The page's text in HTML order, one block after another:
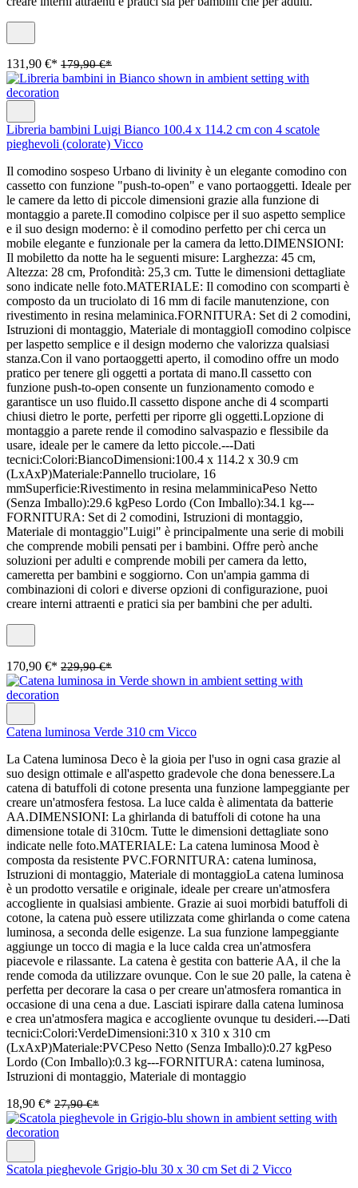
131,90 €* 179,90 €*
Libreria bambini Luigi Bianco 100.4 x 114.2 cm con 4 scatole
pieghevoli (colorate) Vicco
Il comodino sospeso Urbano di livinity è un elegante comodino con
cassetto con funzione "push-to-open" e vano portaoggetti. Ideale per
le camere da letto di piccole dimensioni grazie alla funzione di
montaggio a parete.Il comodino colpisce per il suo aspetto semplice
e il suo design moderno: è il comodino perfetto per chi cerca un
mobile elegante e funzionale per la camera da letto.DIMENSIONI:
Il mobiletto da notte ha le seguenti misure: Larghezza: 45 cm,
Altezza: 28 cm, Profondità: 25,3 cm. Tutte le dimensioni dettagliate
sono indicate nelle foto.MATERIALE: Il comodino con scomparti è
composto da un truciolato di 16 mm di facile manutenzione, con
rivestimento in resina melaminica.FORNITURA: Set di 2 comodini,
Istruzioni di montaggio, Materiale di montaggioIl comodino colpisce
per laspetto semplice e il design moderno che valorizza qualsiasi
stanza.Con il vano portaoggetti aperto, il comodino offre un modo
pratico per tenere gli oggetti a portata di mano.Il cassetto con
funzione push-to-open consente un funzionamento comodo e
garantisce un uso fluido.Il cassetto dispone anche di 4 scomparti
chiusi dietro le porte, perfetti per riporre gli oggetti.Lopzione di
montaggio a parete rende il comodino salvaspazio e flessibile da
usare, ideale per le camere da letto piccole.---Dati
tecnici:Colori:BiancoDimensioni:100.4 x 114.2 x 30.9 cm
(LxAxP)Materiale:Pannello truciolare, 16
mmSuperficie:Rivestimento in resina melamminicaPeso Netto
(Senza Imballo):29.6 kgPeso Lordo (Con Imballo):34.1 kg---
FORNITURA: Set di 2 comodini, Istruzioni di montaggio,
Materiale di montaggio"Luigi" è principalmente una serie di mobili
che comprende mobili pensati per i bambini. Offre però anche
soluzioni per adulti e comprende mobili per camera da letto,
cameretta per bambini e soggiorno. Con un'ampia gamma di
combinazioni di colori e diverse opzioni di configurazione, puoi
creare interni attraenti e pratici sia per bambini che per adulti.
170,90 €* 229,90 €*
Catena luminosa Verde 310 cm Vicco
La Catena luminosa Deco è la gioia per l'uso in ogni casa grazie al
suo design ottimale e all'aspetto gradevole che dona benessere.La
catena di batuffoli di cotone presenta una funzione lampeggiante per
creare un'atmosfera festosa. La luce calda è alimentata da batterie
AA.DIMENSIONI: La ghirlanda di batuffoli di cotone ha una
dimensione totale di 310cm. Tutte le dimensioni dettagliate sono
indicate nelle foto.MATERIALE: La catena luminosa Mood è
composta da resistente PVC.FORNITURA: catena luminosa,
Istruzioni di montaggio, Materiale di montaggioLa catena luminosa
è un prodotto versatile e originale, ideale per creare un'atmosfera
accogliente in qualsiasi ambiente. Grazie ai suoi morbidi batuffoli di
cotone, la catena può essere utilizzata come ghirlanda o come catena
luminosa, a seconda delle esigenze. La sua funzione lampeggiante
aggiunge un tocco di magia e la luce calda crea un'atmosfera
piacevole e rilassante. La catena è gestita con batterie AA, il che la
rende comoda da utilizzare ovunque. Con le sue 20 palle, la catena è
perfetta per decorare la casa o per creare un'atmosfera romantica in
occasione di una cena a due. Lasciati ispirare dalla catena luminosa
e crea un'atmosfera magica e accogliente ovunque tu desideri.---Dati
tecnici:Colori:VerdeDimensioni:310 x 310 x 310 cm
(LxAxP)Materiale:PVCPeso Netto (Senza Imballo):0.27 kgPeso
Lordo (Con Imballo):0.3 kg---FORNITURA: catena luminosa,
Istruzioni di montaggio, Materiale di montaggio
18,90 €* 27,90 €*
Scatola pieghevole Grigio-blu 30 x 30 cm Set di 2 Vicco